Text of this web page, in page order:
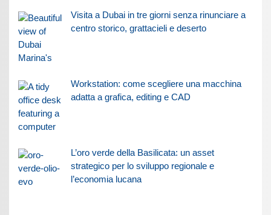
Visita a Dubai in tre giorni senza rinunciare a
centro storico, grattacieli e deserto
Workstation: come scegliere una macchina
adatta a grafica, editing e CAD
L’oro verde della Basilicata: un asset
strategico per lo sviluppo regionale e
l’economia lucana